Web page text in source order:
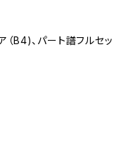
B4)、パート譜フルセッ